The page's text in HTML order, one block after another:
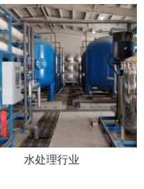
水处理行业